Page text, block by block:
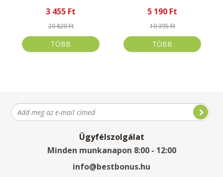
3 455 Ft
20 820 Ft
TÖBB
5 190 Ft
10 395 Ft
TÖBB
Ügyfélszolgálat
Minden munkanapon 8:00 - 12:00
info@bestbonus.hu